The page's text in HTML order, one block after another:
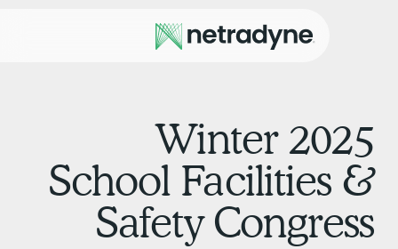
2025 Winter
School Facilities
Safety